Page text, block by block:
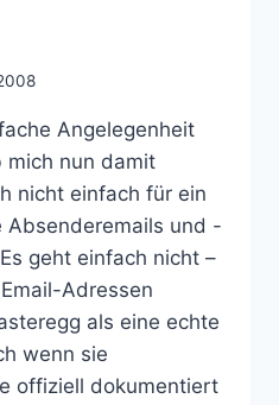
Angelegenheit
mich nun damit
nicht einfach für ein
Absenderemails und -
geht einfach nicht –
Adressen
als eine echte
wenn sie
offiziell dokumentiert